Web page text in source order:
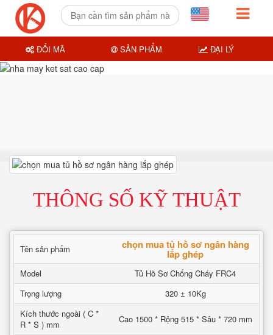
THÔNG SỐ KỸ THUẬT
Tên sản phẩm chọn mua tủ hồ sơ ngân hàng
lắp ghép
Model
Tủ Hồ Sơ Chống Cháy FRC4
Trọng lượng
320 ± 10Kg
Kích thước ngoài ( C *
R * S ) mm
Cao 1500 * Rộng 515 * Sâu * 720 mm
ĐỔI MÃ SẢN PHẨM ĐẠI LÝ